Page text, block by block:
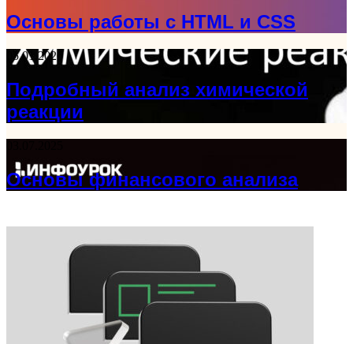
Основы работы с HTML и CSS
05.01.2026
Подробный анализ химической
реакции
Основы финансового анализа